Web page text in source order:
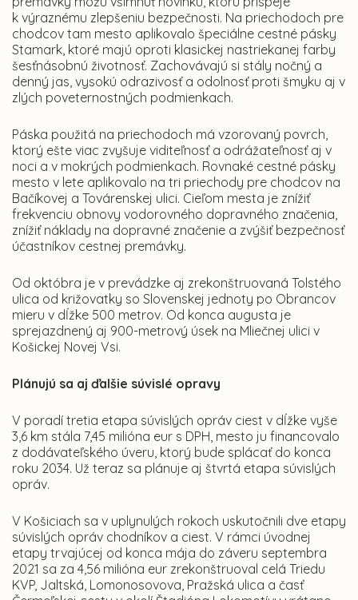
k výraznému zlepšeniu bezpečnosti. Na priechodoch pre
chodcov tam mesto aplikovalo špeciálne cestné pásky
Stamark, ktoré majú oproti klasickej nastriekanej farby
šesťnásobnú životnosť. Zachovávajú si stály nočný a
denný jas, vysokú odrazivosť a odolnosť proti šmyku aj v
zlých poveternostných podmienkach.
Páska použitá na priechodoch má vzorovaný povrch,
ktorý ešte viac zvyšuje viditeľnosť a odrážateľnosť aj v
noci a v mokrých podmienkach. Rovnaké cestné pásky
mesto v lete aplikovalo na tri priechody pre chodcov na
Bačíkovej a Továrenskej ulici. Cieľom mesta je znížiť
frekvenciu obnovy vodorovného dopravného značenia,
znížiť náklady na dopravné značenie a zvýšiť bezpečnosť
účastníkov cestnej premávky.
Od októbra je v prevádzke aj zrekonštruovaná Tolstého
ulica od križovatky so Slovenskej jednoty po Obrancov
mieru v dĺžke 500 metrov. Od konca augusta je
sprejazdnený aj 900-metrový úsek na Mliečnej ulici v
Košickej Novej Vsi.
Plánujú sa aj ďalšie súvislé opravy
V poradí tretia etapa súvislých opráv ciest v dĺžke vyše
3,6 km stála 7,45 milióna eur s DPH, mesto ju financovalo
z dodávateľského úveru, ktorý bude splácať do konca
roku 2034. Už teraz sa plánuje aj štvrtá etapa súvislých
opráv.
V Košiciach sa v uplynulých rokoch uskutočnili dve etapy
súvislých opráv chodníkov a ciest. V rámci úvodnej
etapy trvajúcej od konca mája do záveru septembra
2021 sa za 4,56 milióna eur zrekonštruoval celá Triedu
KVP, Jaltská, Lomonosovova, Pražská ulica a časť